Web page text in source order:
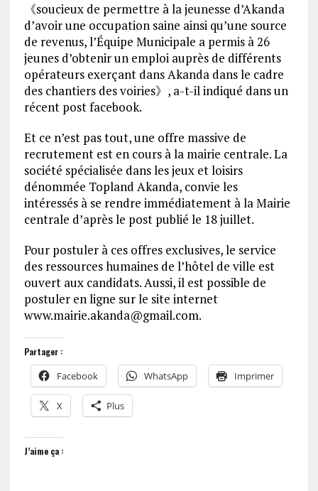
《soucieux de permettre à la jeunesse d’Akanda
d’avoir une occupation saine ainsi qu’une source
de revenus, l’Équipe Municipale a permis à 26
jeunes d’obtenir un emploi auprès de différents
opérateurs exerçant dans Akanda dans le cadre
des chantiers des voiries》, a-t-il indiqué dans un
récent post facebook.
Et ce n’est pas tout, une offre massive de
recrutement est en cours à la mairie centrale. La
société spécialisée dans les jeux et loisirs
dénommée Topland Akanda, convie les
intéressés à se rendre immédiatement à la Mairie
centrale d’après le post publié le 18 juillet.
Pour postuler à ces offres exclusives, le service
des ressources humaines de l’hôtel de ville est
ouvert aux candidats. Aussi, il est possible de
postuler en ligne sur le site internet
www.mairie.akanda@gmail.com.
Partager :
Facebook WhatsApp Imprimer
X Plus
J’aime ça :